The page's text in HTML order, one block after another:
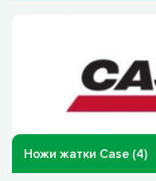
Ножи жатки Case (4)